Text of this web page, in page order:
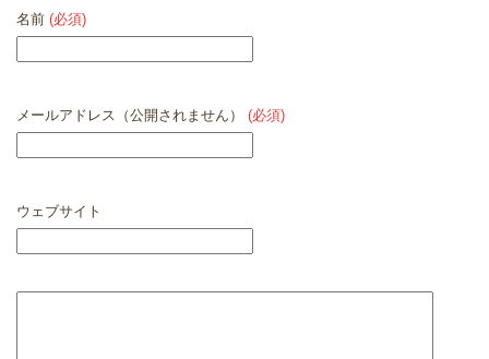
名前 (必須)
メールアドレス（公開されません） (必須)
ウェブサイト